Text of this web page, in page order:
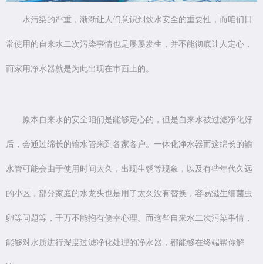
水污染的严重，渐渐让人们意识到饮水安全的重要性，而咱们日
常使用的自来水二次污染事情也是屡屡发生，并不能彻底让人定心，
而家用净水器就是为此出现在市面上的。
原本自来水的安全咱们是能够定心的，但是自来水被过滤净化好
后，会通过绵长的输水管来到各家各户。一体化净水器而这绵长的输
水管可能会由于使用时间太久，出现生锈等现象，以及有些年代久远
的小区，部分家庭的水龙头也是用了太久没有替换，容易滋生细菌虫
卵等问题等，千万不能抱有侥幸心理。而这些自来水二次污染事情，
能够对水质进行深度过滤净化处理的净水器，都能够在终端帮你解